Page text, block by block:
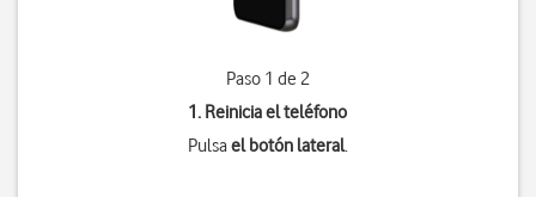
Paso 1 de 2
1. Reinicia el teléfono
Pulsael botón lateral.